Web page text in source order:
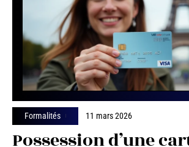
Formalités 11 mars 2026
Possession d’une